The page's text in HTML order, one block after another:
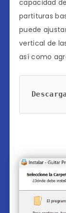
capacidad
partituras
puede
vertical de
así como